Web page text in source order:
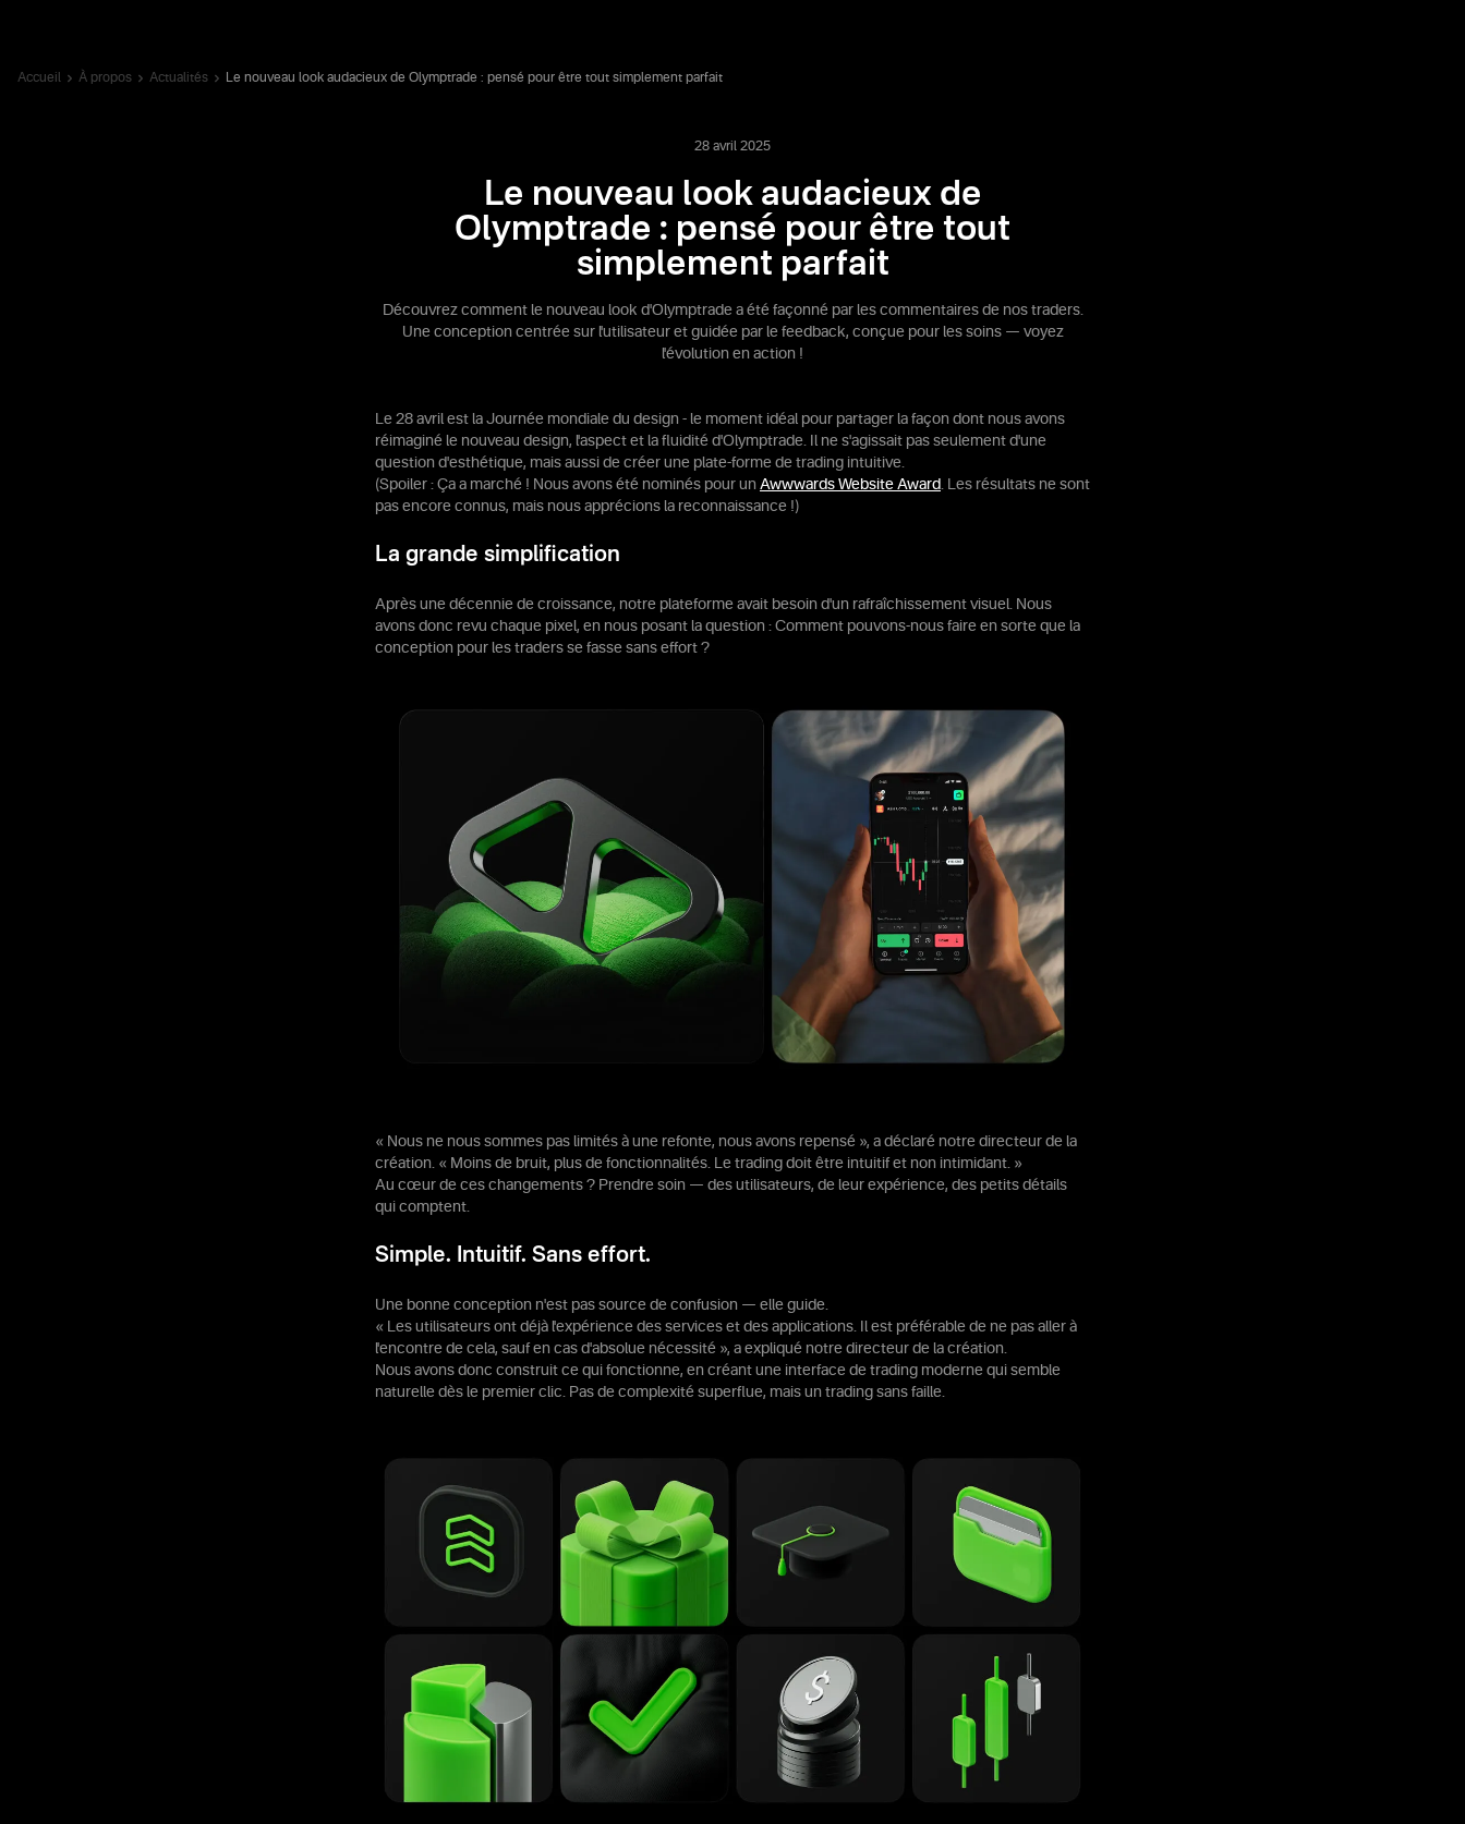
Accueil À propos Actualités Le nouveau look audacieux de Olymptrade : pensé pour être tout simplement parfait
28 avril 2025
Le nouveau look audacieux de
Olymptrade : pensé pour être tout
simplement parfait
Découvrez comment le nouveau look d'Olymptrade a été façonné par les commentaires de nos traders.
Une conception centrée sur l'utilisateur et guidée par le feedback, conçue pour les soins — voyez
l'évolution en action !
Le 28 avril est la Journée mondiale du design - le moment idéal pour partager la façon dont nous avons
réimaginé le nouveau design, l'aspect et la fluidité d'Olymptrade. Il ne s'agissait pas seulement d'une
question d'esthétique, mais aussi de créer une plate-forme de trading intuitive.
(Spoiler : Ça a marché ! Nous avons été nominés pour un Awwwards Website Award. Les résultats ne sont
pas encore connus, mais nous apprécions la reconnaissance !)
La grande simplification
Après une décennie de croissance, notre plateforme avait besoin d'un rafraîchissement visuel. Nous
avons donc revu chaque pixel, en nous posant la question : Comment pouvons-nous faire en sorte que la
conception pour les traders se fasse sans effort ?
« Nous ne nous sommes pas limités à une refonte, nous avons repensé », a déclaré notre directeur de la
création. « Moins de bruit, plus de fonctionnalités. Le trading doit être intuitif et non intimidant. »
Au cœur de ces changements ? Prendre soin — des utilisateurs, de leur expérience, des petits détails
qui comptent.
Simple. Intuitif. Sans effort.
Une bonne conception n'est pas source de confusion — elle guide.
« Les utilisateurs ont déjà l'expérience des services et des applications. Il est préférable de ne pas aller à
l'encontre de cela, sauf en cas d'absolue nécessité », a expliqué notre directeur de la création.
Nous avons donc construit ce qui fonctionne, en créant une interface de trading moderne qui semble
naturelle dès le premier clic. Pas de complexité superflue, mais un trading sans faille.